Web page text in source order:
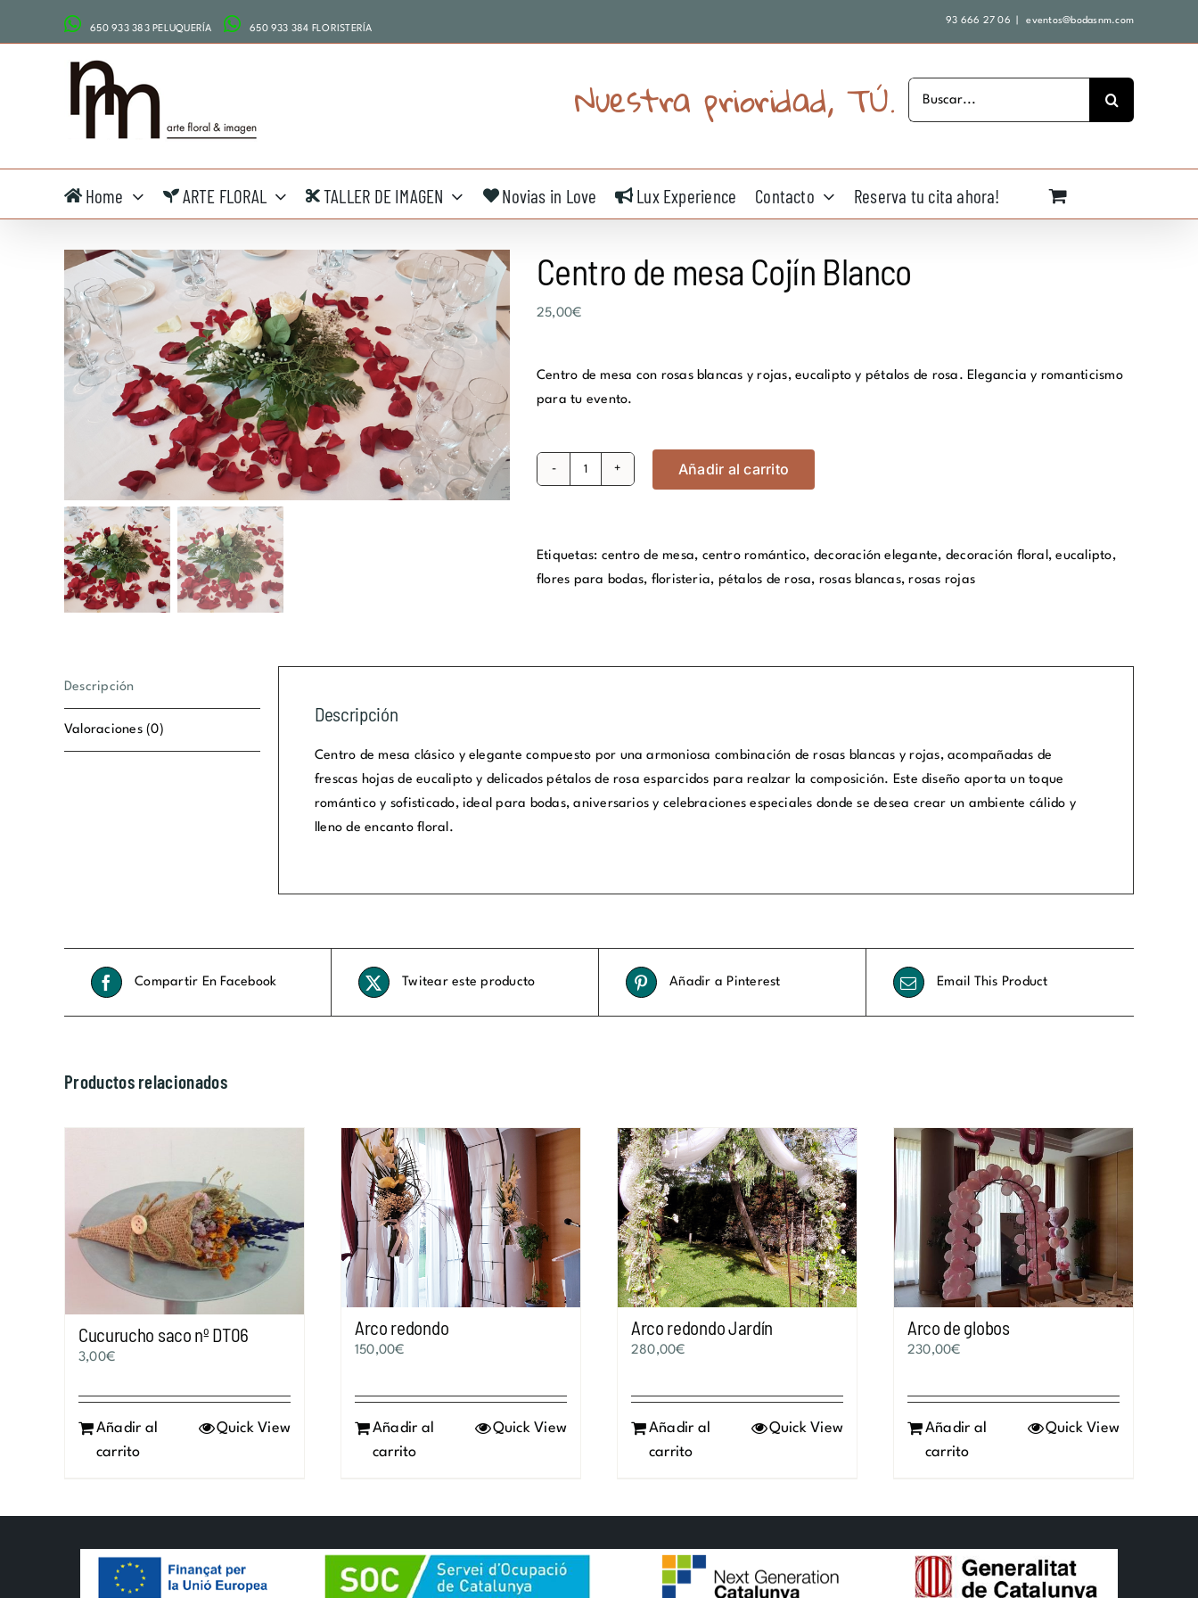
650 933 383 PELUQUERÍA 650 933 384 FLORISTERÍA
93 666 27 06 eventos@bodasnm.com
Nuestra prioridad, TÚ.
Home ARTE FLORAL TALLER DE IMAGEN Novias in Love Lux Experience Contacto Reserva tu cita ahora!
Centro de mesa Cojín Blanco
25,00€
Centro de mesa con rosas blancas y rojas, eucalipto y pétalos de rosa. Elegancia y romanticismo
para tu evento.
Cojín
Blanco
Añadir al carrito
Etiquetas: centro de mesa, centro romántico, decoración elegante, decoración floral,eucalipto,
flores para bodas, floristeria, pétalos de rosa, rosas blancas,rosas rojas
Descripción
Valoraciones (0)
Descripción
Centro de mesa clásico y elegante compuesto por una armoniosa combinación de rosas blancas y rojas, acompañadas de
frescas hojas de eucalipto y delicados pétalos de rosa esparcidos para realzar la composición. Este diseño aporta un toque
romántico y sofisticado, ideal para bodas, aniversarios y celebraciones especiales donde se desea crear un ambiente cálido y
lleno de encanto floral.
Compartir En Facebook Twitear este producto Añadir a Pinterest Email This Product
Productos relacionados
Cucurucho saco nº DT06
3,00€
Añadir al
carrito
Quick View
Arco redondo
150,00€
Añadir al
carrito
Quick View
Arco redondo Jardín
280,00€
Añadir al
carrito
Quick View
Arco de globos
230,00€
Añadir al
carrito
Quick View